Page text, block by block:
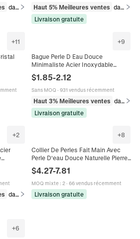
dans Colliers
Haut 5% Meilleures ventes
dans Colliers
Livraison gratuite
+11
316
+9
Bague Perle D Eau Douce
Minimaliste Acier Inoxydable
Anneau Fin Bijoux De Mode Pour
Femmes Accessoire Élégant
$1.85-2.12
Sans MOQ · 931 vendus récemment
Haut 3% Meilleures ventes
dans Bagues
Livraison gratuite
+2
dans Colliers
+8
Collier De Perles Fait Main Avec
Perle D'eau Douce Naturelle Pierre
De Cristal Colorée Acier
Inoxydable Style Bohème Été Pour
Femmes
$4.27-7.81
MOQ mixte: 2· 66 vendus récemment
Livraison gratuite
+6